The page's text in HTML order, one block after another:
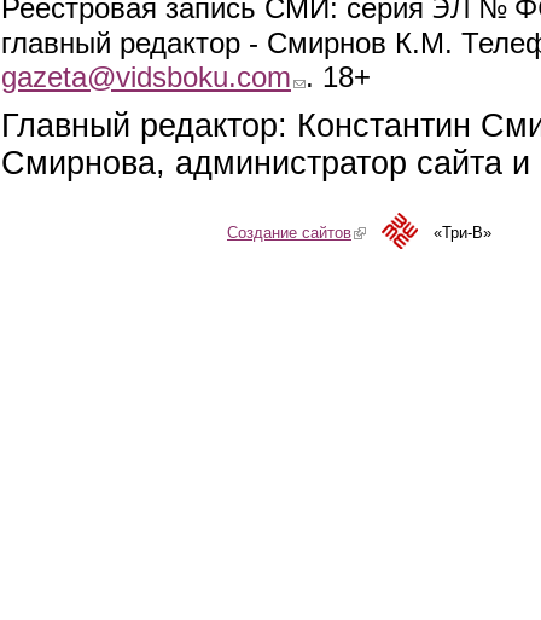
Реестровая запись СМИ: серия
главный редактор - Смирнов К.М.
gazeta@vidsboku.com (link sends e-mail)
. 18+
Главный редактор: Константин
Смирнова, администратор сайта
Создание сайтов(link is external)«Три-В»